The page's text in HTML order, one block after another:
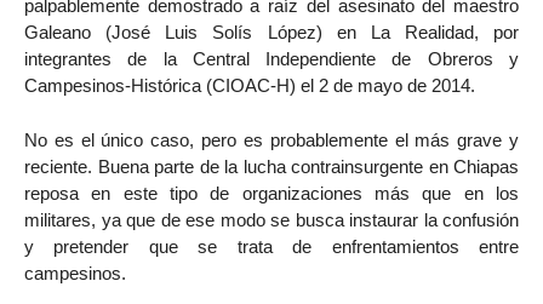
palpablemente demostrado a raíz del asesinato del maestro
Galeano (José Luis Solís López) en La Realidad, por
integrantes de la Central Independiente de Obreros y
Campesinos-Histórica (CIOAC-H) el 2 de mayo de 2014.
No es el único caso, pero es probablemente el más grave y
reciente. Buena parte de la lucha contrainsurgente en Chiapas
reposa en este tipo de organizaciones más que en los
militares, ya que de ese modo se busca instaurar la confusión
y pretender que se trata de enfrentamientos entre
campesinos.